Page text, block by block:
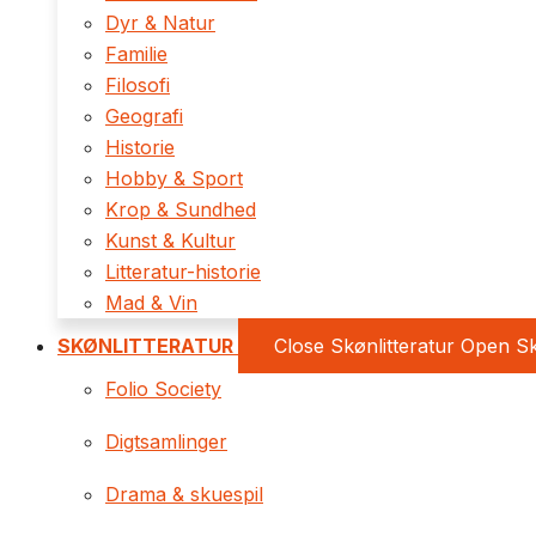
Dyr & Natur
Familie
Filosofi
Geografi
Historie
Hobby & Sport
Krop & Sundhed
Kunst & Kultur
Litteratur-historie
Mad & Vin
SKØNLITTERATUR
Close Skønlitteratur Open
Folio Society
Digtsamlinger
Drama & skuespil